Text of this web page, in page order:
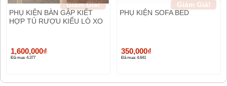
Giảm Giá!
PHỤ KIỆN BÀN GẬP KIẾT
HỢP TỦ RƯỢU KIỂU LÒ XO
1,600,000₫
Đã mua: 4.377
Giảm Giá!
PHỤ KIỆN SOFA BED
350,000₫
Đã mua: 4.641